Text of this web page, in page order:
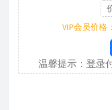
VIP会员价格
温馨提示： 登录